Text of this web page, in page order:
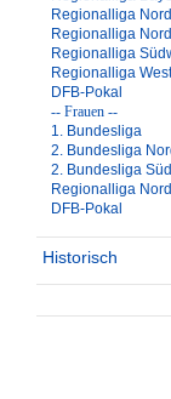
Regionalliga Nord
Regionalliga
Regionalliga
Regionalliga West
DFB-Pokal
-- Frauen --
1. Bundesliga
2. Bundesliga
2. Bundesliga Süd
Regionalliga
DFB-Pokal
Historisch